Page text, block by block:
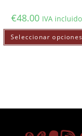
€48.00 IVA incluido
Seleccionar opciones